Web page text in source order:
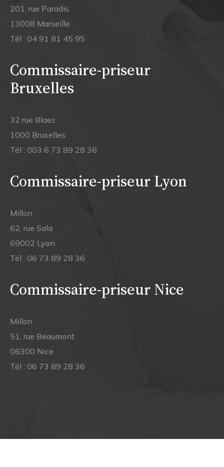
201, rue Paradis
13008 Marseille
Tél : 04 91 81 45 95
Commissaire-priseur
Bruxelles
32 rue Blaes
1000 Bruxelles
Tél : 003 6 73 89 28 36
Commissaire-priseur Lyon
Millon
62, rue Sala
69002 Lyon
Tél : 06 73 89 28 36
Commissaire-priseur Nice
Millon
51, rue Beaumont
06300 Nice
Tél : 06 73 89 28 36